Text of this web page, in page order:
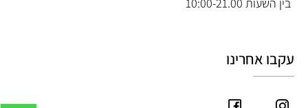
עקבו אחרינו